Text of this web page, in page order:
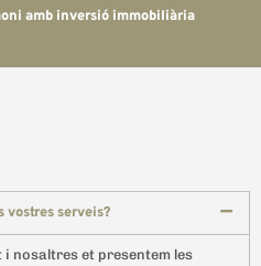
amb inversió immobiliària
vostres serveis?
nosaltres et presentem les